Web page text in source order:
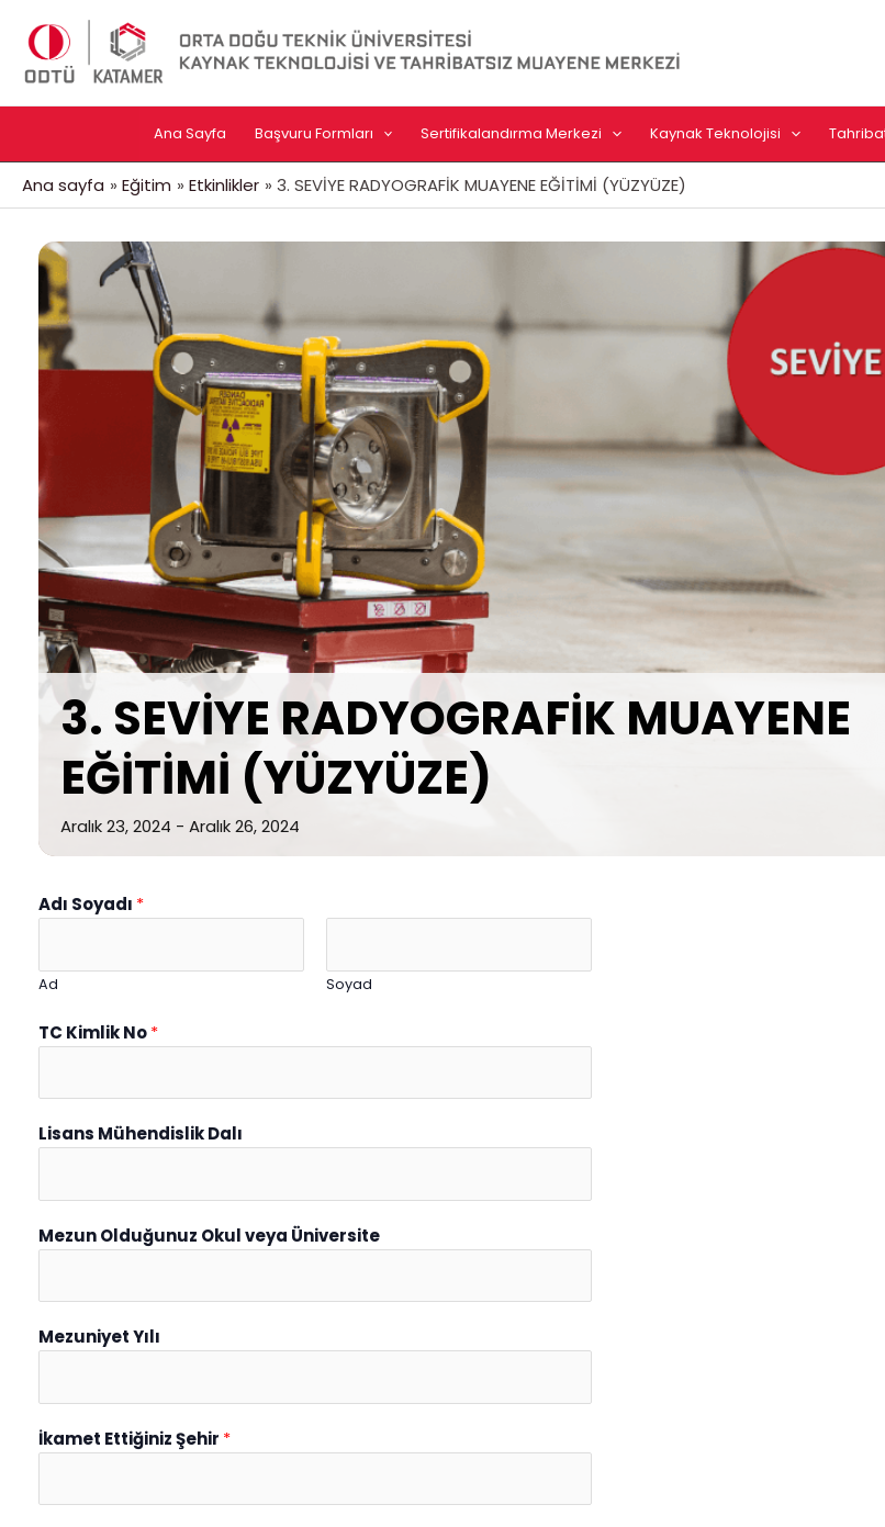
atla
Ana Sayfa Başvuru Formları Sertifikalandırma Merkezi Kaynak Teknolojisi
Ana sayfa Eğitim Etkinlikler 3. SEVİYE RADYOGRAFİK MUAYENE EĞİTİMİ (YÜZYÜZE)
3. SEVİYE RADYOGRAFİK MUAYENE
EĞİTİMİ (YÜZYÜZE)
Aralık 23, 2024 - Aralık 26, 2024
Adı Soyadı *
Ad Soyad
TC Kimlik No*
Lisans Mühendislik Dalı
Mezun Olduğunuz Okul veya Üniversite
Mezuniyet Yılı
İkamet Ettiğiniz Şehir *